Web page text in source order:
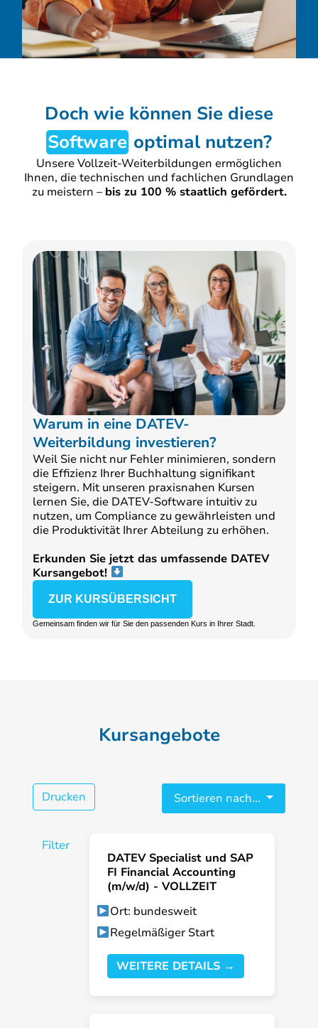
Doch wie können Sie diese
Software optimal nutzen?
Unsere Vollzeit-Weiterbildungen ermöglichen
Ihnen, die technischen und fachlichen Grundlagen
zu meistern – bis zu 100 % staatlich gefördert.
Warum in eine DATEV-
Weiterbildung investieren?
Weil Sie nicht nur Fehler minimieren, sondern
die Effizienz Ihrer Buchhaltung signifikant
steigern. Mit unseren praxisnahen Kursen
lernen Sie, die DATEV-Software intuitiv zu
nutzen, um Compliance zu gewährleisten und
die Produktivität Ihrer Abteilung zu erhöhen.
Erkunden Sie jetzt das umfassende DATEV
Kursangebot!
ZUR KURSÜBERSICHT
Gemeinsam finden wir für Sie den passenden Kurs in Ihrer Stadt.
Kursangebote
Drucken Sortieren nach...
Filter
DATEV Specialist und SAP
FI Financial Accounting
(m/w/d) - VOLLZEIT
Ort: bundesweit
Regelmäßiger Start
WEITERE DETAILS →